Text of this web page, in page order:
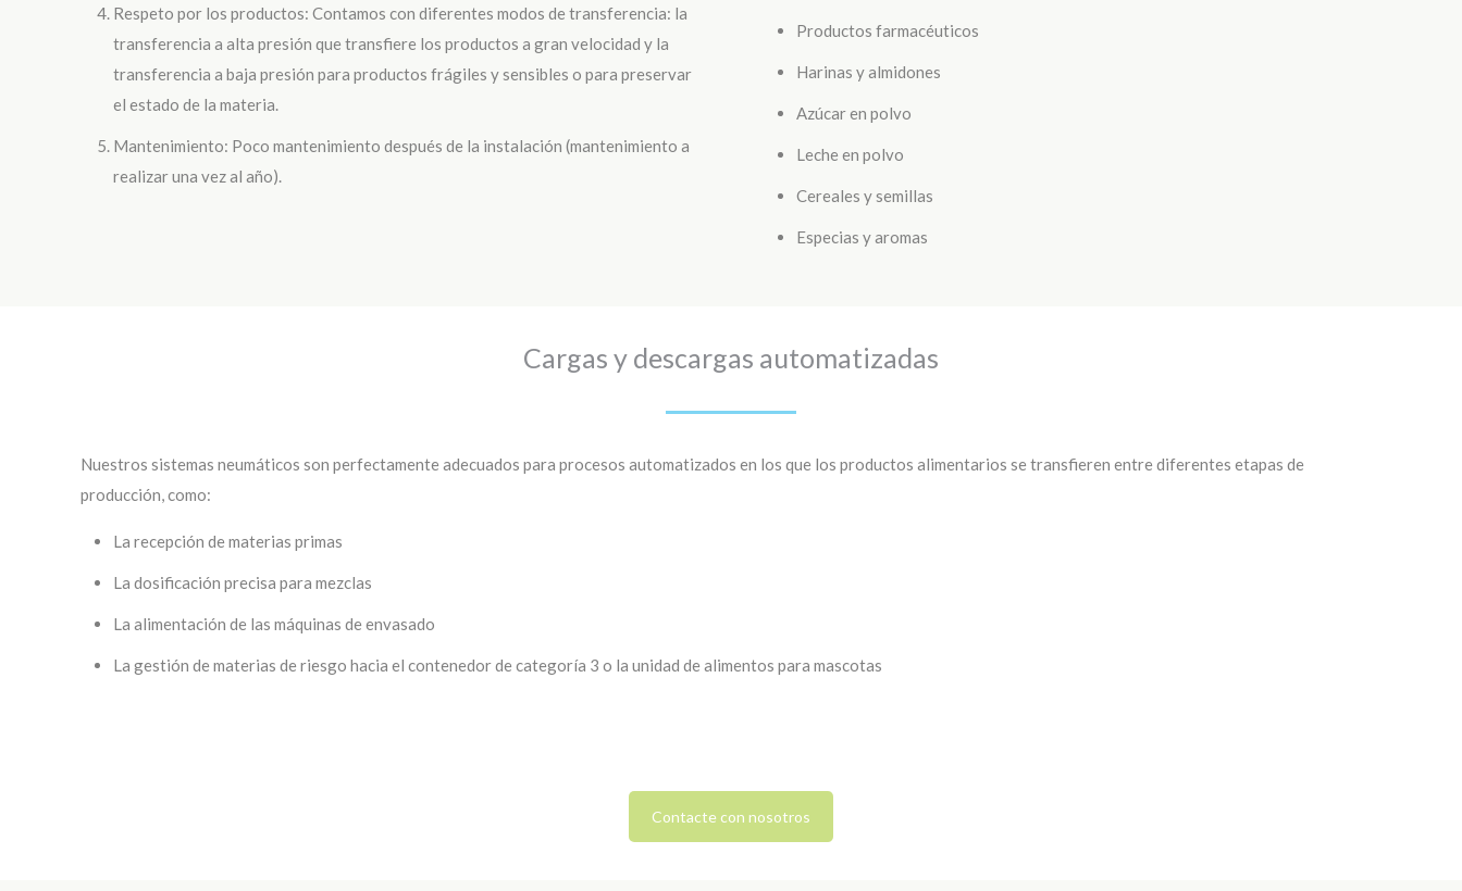
Respeto por los productos: Contamos con diferentes modos de transferencia: la
transferencia a alta presión que transfiere los productos a gran velocidad y la
transferencia a baja presión para productos frágiles y sensibles o para preservar
el estado de la materia.
Mantenimiento: Poco mantenimiento después de la instalación (mantenimiento a
realizar una vez al año).
Productos farmacéuticos
Harinas y almidones
Azúcar en polvo
Leche en polvo
Cereales y semillas
Especias y aromas
Cargas y descargas automatizadas
Nuestros sistemas neumáticos son perfectamente adecuados para procesos automatizados en los que los productos alimentarios se transfieren entre diferentes etapas de
producción, como:
La recepción de materias primas
La dosificación precisa para mezclas
La alimentación de las máquinas de envasado
La gestión de materias de riesgo hacia el contenedor de categoría 3 o la unidad de alimentos para mascotas
Contacte con nosotros